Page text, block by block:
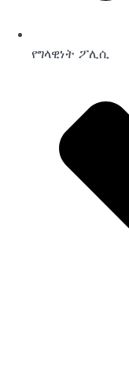
የግላዊነት ፖሊሲ